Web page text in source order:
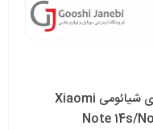
گلس آنتی استاتیک کیزاشی مناسب برای شیائومی Xiaomi
Note 14s/